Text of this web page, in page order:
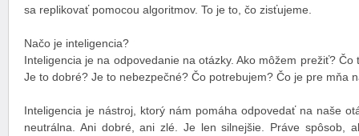
sa replikovať pomocou algoritmov. To je to, čo zisťujeme.
Načo je inteligencia?
Inteligencia je na odpovedanie na otázky. Ako môžem prežiť?
Je to dobré? Je to nebezpečné? Čo potrebujem? Čo je pre mňa
Inteligencia je nástroj, ktorý nám pomáha odpovedať na naše
neutrálna. Ani dobré, ani zlé. Je len silnejšie. Práve spôsob,